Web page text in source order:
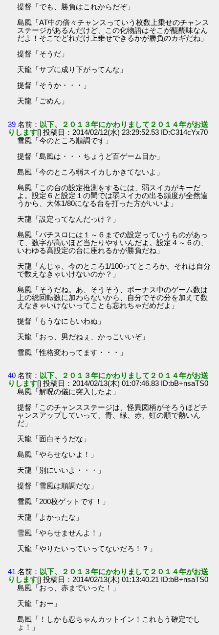
提督「でも、勝負はこれからだぞ」
島風「AT中の倍々チャンスっていう枚数上乗せのチャンス
ステージがあるんだけど、この化物語はそこが醍醐味なん
だよ！そこでどれだけ上乗せできるかが勝負のカギだね」
提督「そうだ」
天龍「サブに成り下がってんな」
提督「そうか・・・」
天龍「ごめん」
39 名前： 以下、２０１３年にかわりまして２０１４年がお送
りします[] 投稿日：2014/02/12(水) 23:29:52.53 ID:C314cYx70
雪風「今のところ順調です」
提督「島風は・・・ちょうど百ゲーム目か」
島風「今のところ弱スイカしかきてないよ」
島風「この台の設定推測をするには、弱スイカがキーだ
よ。設定６と設定１の間では弱スイカの出る頻度が全然違
うから、大体1/80になる台を打った方がいいよ」
天龍「設定ってなんだっけ？」
島風「パチスロには１～６までの設定っていうものがあっ
て、数字が高いほど当たりやすいんだよ。設定４～６の、
いわゆる高設定の台に座れるかが勝負だね」
天龍「んじゃ、今のところ1/100ってところか。それは自分
で数えなきゃいけないのか？」
島風「そうだね。あ、そうそう、ボーナス中のゲーム数は
上の総回転数に加わらないから、自分でその分を加えて数
えなきゃいけないってことも忘れちゃだめだよ」
提督「もうなにもいわぬ」
天龍「おっ、男だねぇ、かっこいいぞ」
雪風「性格変わってます・・・」
40 名前： 以下、２０１３年にかわりまして２０１４年がお送
りします[] 投稿日：2014/02/13(木) 01:07:46.83 ID:bB+nsaTS0
島風「解呪の儀に突入したよ」
提督「このチャンスステージは、怪異図柄がそろうほどチ
ャンスアップしていって、青、緑、赤、虹の順で熱いん
だ」
天龍「面白そうだな」
島風「やらせないよ！」
天龍「別にいいよ・・・」
提督「雪風は順調だな」
雪風「200枚ゲットです！」
天龍「よかったな」
雪風「やらせませんよ！」
天龍「やりたいっていってないだろ！？」
41 名前： 以下、２０１３年にかわりまして２０１４年がお送
りします[] 投稿日：2014/02/13(木) 01:13:40.21 ID:bB+nsaTS0
島風「おっ、赤までいった！」
天龍「おー」
島風「！しかも忍ちゃんカットイン！これもう確定でし
ょ！」